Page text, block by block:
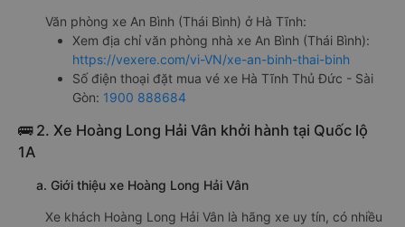
Văn phòng xe An Bình (Thái Bình) ở Hà Tĩnh:
Xem địa chỉ văn phòng nhà xe An Bình (Thái Bình):
https://vexere.com/vi-VN/xe-an-binh-thai-binh
Số điện thoại đặt mua vé xe Hà Tĩnh Thủ Đức - Sài
Gòn: 1900 888684
🚌 2. Xe Hoàng Long Hải Vân khởi hành tại Quốc lộ
1A
a. Giới thiệu xe Hoàng Long Hải Vân
Xe khách Hoàng Long Hải Vân là hãng xe uy tín, có nhiều